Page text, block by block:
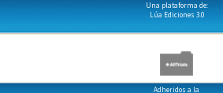
Una plataforma de:
Lúa Ediciones 3.0
Adheridos a la